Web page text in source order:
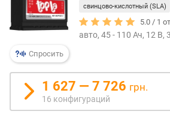
Спросить
свинцово-кислотный (SLA)
5.0 / 1
авто, 45 - 110 Ач, 12 В,
1 627 — 7 726 грн.
16 конфигураций